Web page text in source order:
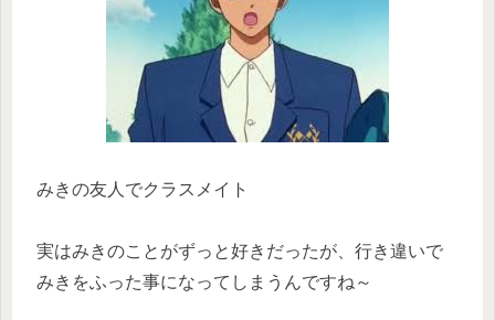
みきの友人でクラスメイト
実はみきのことがずっと好きだったが、行き違いで
みきをふった事になってしまうんですね～